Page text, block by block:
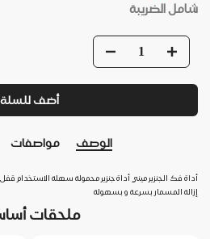
شامل الضريبة
أضف للسلة
الوصف مواصفات
أداة فك الجنزير ميني أداة جنزير محمولة سهلة
إزالة المسمار بسرعة و بسهولة
ملحقات